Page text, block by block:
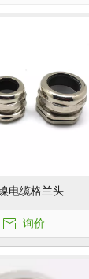
电缆格兰头
询价